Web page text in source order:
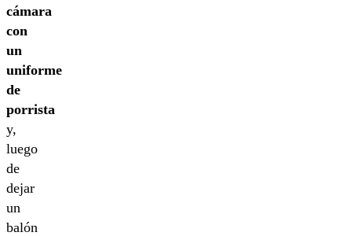
cámara
con
un
uniforme
de
porrista
y,
luego
de
dejar
un
balón